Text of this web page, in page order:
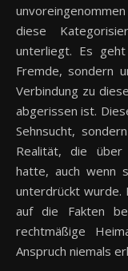
diese
unterliegt. Es
Fremde, sondern
Verbindung zu
abgerissen ist.
Sehnsucht,
Realität, die über
hatte, auch wenn
unterdrückt wurde.
auf die Fakten
rechtmäßige
Anspruch niemals